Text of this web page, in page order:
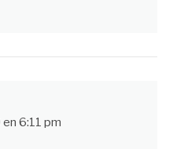
6:11 pm